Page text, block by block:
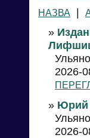
НАЗВА
|
»
2026-
» Юрий
2026-